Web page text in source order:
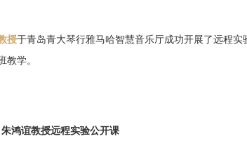
授于青岛青大琴行雅马哈智慧音乐厅成功开展了远程实
学。
朱鸿谊教授远程实验公开课